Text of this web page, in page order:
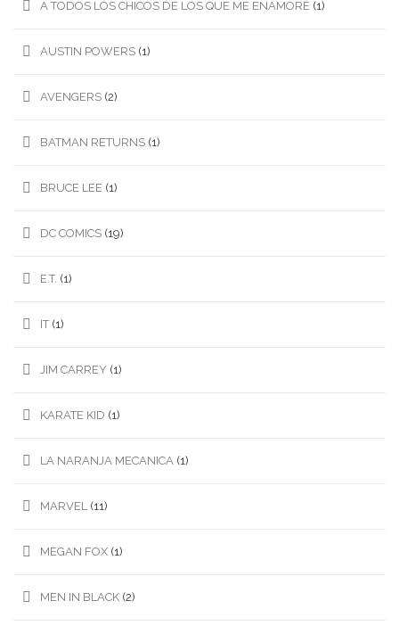
A TODOS LOS CHICOS DE LOS QUE ME ENAMORÉ (1)
AUSTIN POWERS (1)
AVENGERS (2)
BATMAN RETURNS (1)
BRUCE LEE (1)
DC COMICS (19)
E.T. (1)
IT (1)
JIM CARREY (1)
KARATE KID (1)
LA NARANJA MECANICA (1)
MARVEL (11)
MEGAN FOX (1)
MEN IN BLACK (2)